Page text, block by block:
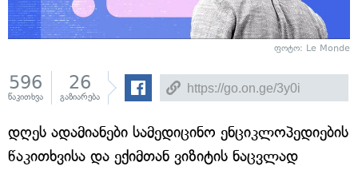
ფოტო: Le Monde
596
წაკითხვა
26
გაზიარება
დღეს ადამიანები სამედიცინო ენციკლოპედიების
წაკითხვისა და ექიმთან ვიზიტის ნაცვლად